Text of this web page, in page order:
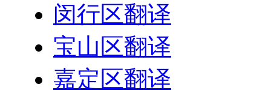
闵行区翻译
宝山区翻译
嘉定区翻译